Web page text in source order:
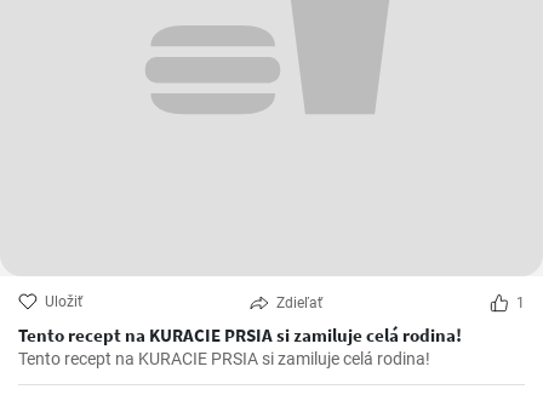
Uložiť Zdieľať 1
Tento recept na KURACIE PRSIA si zamiluje celá rodina!
Tento recept na KURACIE PRSIA si zamiluje celá rodina!